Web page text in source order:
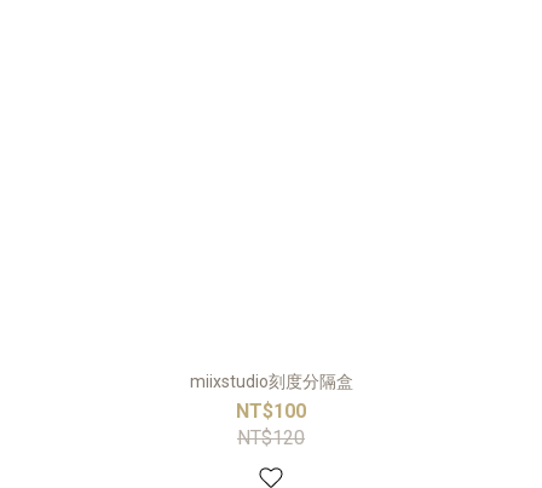
miixstudio刻度分隔盒
NT$100
NT$120